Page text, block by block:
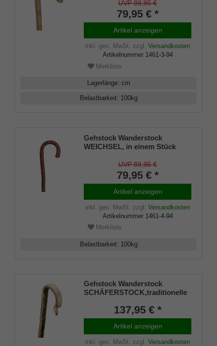
aus dem seltenen Holz der
europäischen Silberesche,
rindenecht und leicht
gewachst, inklusiv
Bergstockspitze aus Metall.
UVP 89,95 €
79,95 € *
Artikel anzeigen
inkl. ges. MwSt. zzgl. Versandkosten
Artikelnummer 1461-3-94
Merkliste
Lagerlänge: cm
Belastbarkeit: 100kg
Gehstock Wanderstock
WEICHSEL, in einem Stück
aus dem seltenen Holz der
burgenländischen
Weichselkirsche, rindenecht
und leicht gewachst, inklusiv
Bergstockspitze aus Metall.
UVP 89,95 €
79,95 € *
Artikel anzeigen
inkl. ges. MwSt. zzgl. Versandkosten
Artikelnummer 1461-4-94
Merkliste
Belastbarkeit: 100kg
Gehstock Wanderstock
SCHÄFERSTOCK,traditionelle
gebogener Rundhakenstock
aus rindenechtem,
europäischem Edel-
Eschenholz, Metall-Rundkappe.
137,95 € *
Artikel anzeigen
inkl. ges. MwSt. zzgl. Versandkosten